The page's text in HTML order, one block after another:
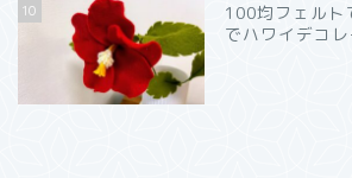
10
100均フェルト
でハワイデコ